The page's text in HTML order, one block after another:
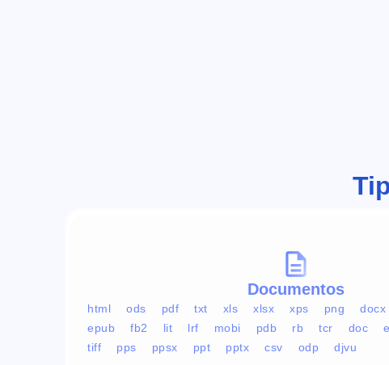
Documentos
html ods pdf txt xls xlsx xps png docx
epub
fb2 lit lrf mobi pdb rb tcr doc
tiff
pps ppsx ppt pptx csv odp djvu